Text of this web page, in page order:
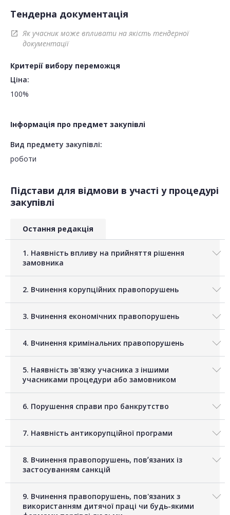
Тендерна документація
open_in_new
Як учасник може впливати на якість тендерної
документації
Критерії вибору переможця
Ціна:
100%
Інформація про предмет закупівлі
Вид предмету закупівлі:
роботи
Підстави для відмови в участі у процедурі
закупівлі
Остання редакція
1. Наявність впливу на прийняття рішення
замовника
2. Вчинення корупційних правопорушень
3. Вчинення економічних правопорушень
4. Вчинення кримінальних правопорушень
5. Наявність зв'язку учасника з іншими
учасниками процедури або замовником
6. Порушення справи про банкрутство
7. Наявність антикорупційної програми
8. Вчинення правопорушень, повʼязаних із
застосуванням санкцій
9. Вчинення правопорушень, пов'язаних з
використанням дитячої праці чи будь-якими